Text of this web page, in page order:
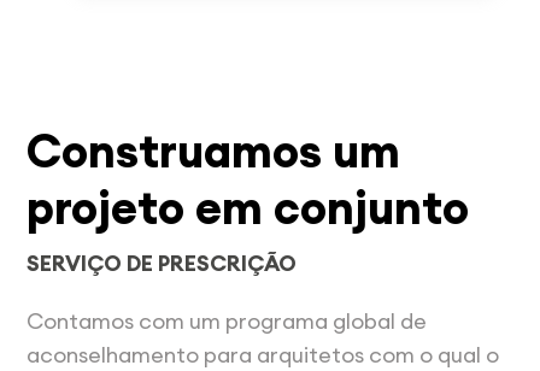
Construamos um
projeto em conjunto
SERVIÇO DE PRESCRIÇÃO
Contamos com um programa global de
aconselhamento para arquitetos com o qual o